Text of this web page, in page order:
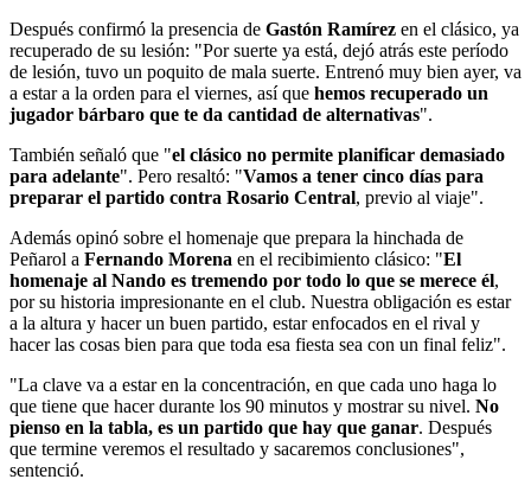
Después confirmó la presencia de Gastón Ramírez en el clásico, ya
recuperado de su lesión: "Por suerte ya está, dejó atrás este período
de lesión, tuvo un poquito de mala suerte. Entrenó muy bien ayer, va
a estar a la orden para el viernes, así que hemos recuperado un
jugador bárbaro que te da cantidad de alternativas".
También señaló que "el clásico no permite planificar demasiado
para adelante". Pero resaltó: "Vamos a tener cinco días para
preparar el partido contra Rosario Central, previo al viaje".
Además opinó sobre el homenaje que prepara la hinchada de
Peñarol a Fernando Morena en el recibimiento clásico: "El
homenaje al Nando es tremendo por todo lo que se merece él,
por su historia impresionante en el club. Nuestra obligación es estar
a la altura y hacer un buen partido, estar enfocados en el rival y
hacer las cosas bien para que toda esa fiesta sea con un final feliz".
"La clave va a estar en la concentración, en que cada uno haga lo
que tiene que hacer durante los 90 minutos y mostrar su nivel. No
pienso en la tabla, es un partido que hay que ganar. Después
que termine veremos el resultado y sacaremos conclusiones",
sentenció.